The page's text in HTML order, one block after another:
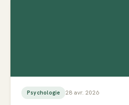
Psychologie 28 avr. 2026